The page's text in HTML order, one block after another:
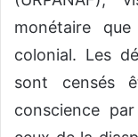
monétaire
colonial. Les
sont censés
conscience